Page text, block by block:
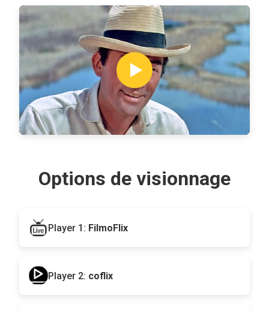
Options de visionnage
Player 1: FilmoFlix
Player 2: coflix